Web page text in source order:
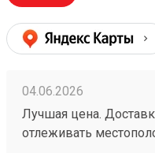
04.06.2026
Лучшая цена.
отлеживать